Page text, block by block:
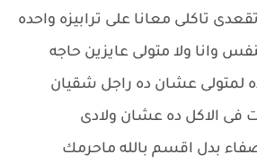
تاكلى معانا على ترابيزه واحده
وانا ولا متولى عايزين حاجه
لمتولى عشان ده راجل شقيان
فى الاكل ده عشان ولادى
بدل اقسم بالله ماحرمك